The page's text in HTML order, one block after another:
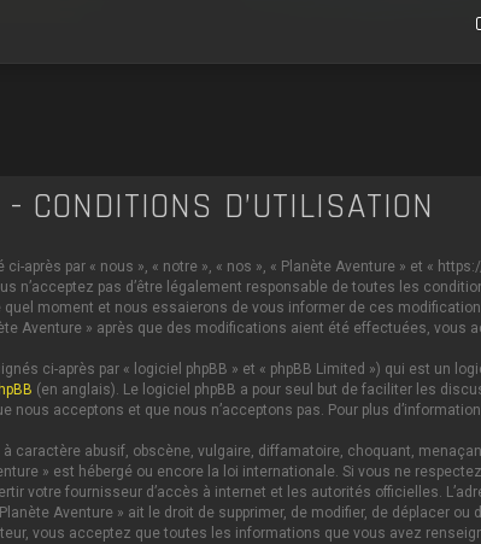
CONDITIONS D’UTILISATION
après par « nous », « notre », « nos », « Planète Aventure » et «
n’acceptez pas d’être légalement responsable de toutes les
moment et nous essaierons de vous informer de ces
Aventure » après que des modifications aient été effectuées,
ci-après par « logiciel phpBB » et « phpBB Limited ») qui est un
(en anglais). Le logiciel phpBB a pour seul but de faciliter les
nous acceptons et que nous n’acceptons pas. Pour plus
caractère abusif, obscène, vulgaire, diffamatoire, choquant,
» est hébergé ou encore la loi internationale. Si vous ne
votre fournisseur d’accès à internet et les autorités officielles.
Aventure » ait le droit de supprimer, de modifier, de déplacer
vous acceptez que toutes les informations que vous avez